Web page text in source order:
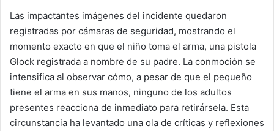
Las impactantes imágenes del incidente quedaron
registradas por cámaras de seguridad, mostrando el
momento exacto en que el niño toma el arma, una pistola
Glock registrada a nombre de su padre. La conmoción se
intensifica al observar cómo, a pesar de que el pequeño
tiene el arma en sus manos, ninguno de los adultos
presentes reacciona de inmediato para retirársela. Esta
circunstancia ha levantado una ola de críticas y reflexiones